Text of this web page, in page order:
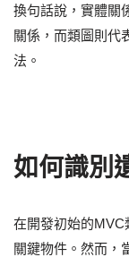
換句話說，實體關
關係，而類圖則代
法。
如何識別
在開發初始的MVC
關鍵物件。然而，